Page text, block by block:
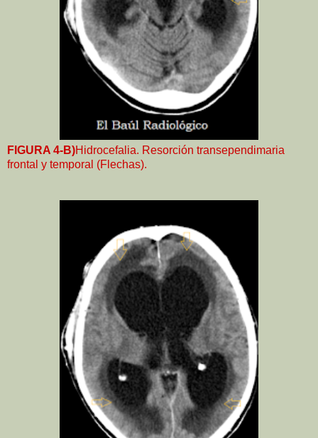
FIGURA 4-B)Hidrocefalia. Resorción transependimaria
frontal y temporal (Flechas).